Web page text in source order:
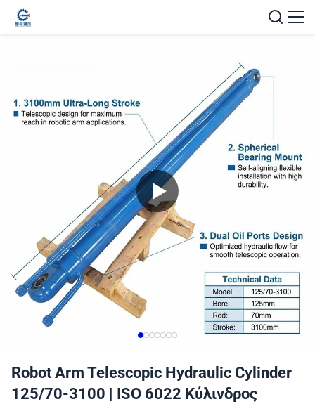
Robot Arm Telescopic Hydraulic Cylinder
125/70-3100 | ISO 6022 Κύλινδρος